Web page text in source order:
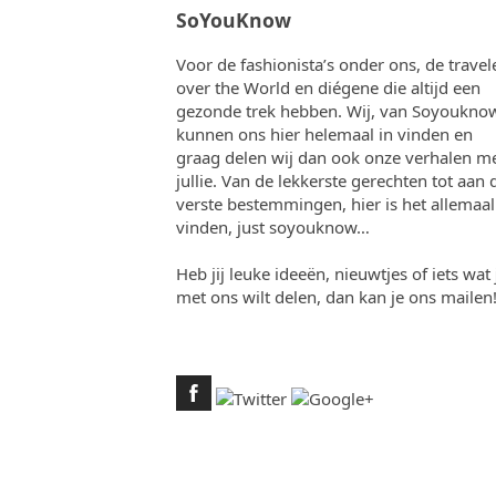
SoYouKnow
Voor de fashionista’s onder ons, de
over the World en diégene die altijd een
gezonde trek hebben. Wij, van
kunnen ons hier helemaal in vinden en
graag delen wij dan ook onze verhalen
jullie. Van de lekkerste gerechten tot aan
verste bestemmingen, hier is het
vinden, just soyouknow…
Heb jij leuke ideeën, nieuwtjes of iets wat
met ons wilt delen, dan kan je ons mailen!